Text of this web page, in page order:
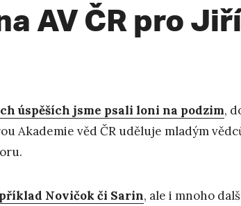
AV ČR pro
úspěších jsme psali loni na podzim,
Akademie věd ČR uděluje mladým
Novičok či Sarin, ale i mnoho